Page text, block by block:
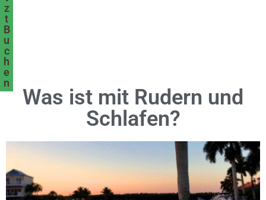
z
t
B
u
c
h
e
n
Was ist mit Rudern und
Schlafen?